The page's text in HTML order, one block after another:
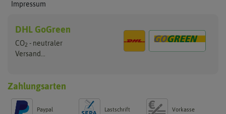
Impressum
DHL GoGreen
CO2 - neutraler
Versand...
Zahlungsarten
Paypal Lastschrift Vorkasse